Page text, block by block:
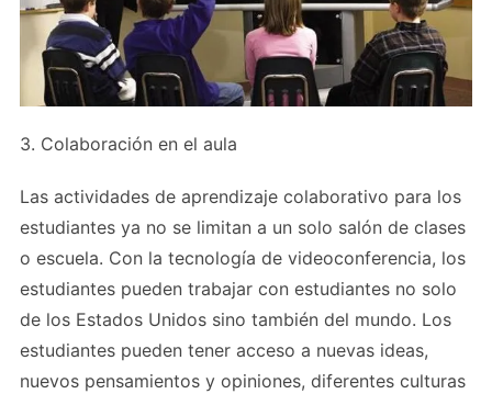
3. Colaboración en el aula
Las actividades de aprendizaje colaborativo para los
estudiantes ya no se limitan a un solo salón de clases
o escuela. Con la tecnología de videoconferencia, los
estudiantes pueden trabajar con estudiantes no solo
de los Estados Unidos sino también del mundo. Los
estudiantes pueden tener acceso a nuevas ideas,
nuevos pensamientos y opiniones, diferentes culturas